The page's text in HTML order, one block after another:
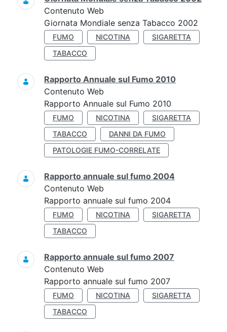
Contenuto Web
Giornata Mondiale senza Tabacco 2002
FUMO NICOTINA
SIGARETTA
TABACCO
Rapporto Annuale sul Fumo 2010
Contenuto Web
Rapporto Annuale sul Fumo 2010
FUMO NICOTINA
SIGARETTA
TABACCO
DANNI DA FUMO
PATOLOGIE FUMO-CORRELATE
Rapporto annuale sul fumo 2004
Contenuto Web
Rapporto annuale sul fumo 2004
FUMO NICOTINA
SIGARETTA
TABACCO
Rapporto annuale sul fumo 2007
Contenuto Web
Rapporto annuale sul fumo 2007
FUMO NICOTINA
SIGARETTA
TABACCO